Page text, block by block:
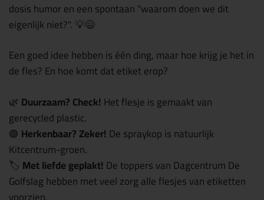
dosis humor en een spontaan "waarom doen we dit
eigenlijk niet?". 💡😄
Een goed idee hebben is één ding, maar hoe krijg je het in
de fles? En hoe komt dat etiket erop?
🌿Duurzaam? Check! Het flesje is gemaakt van
gerecycled plastic.
🟢 Herkenbaar? Zeker! De spraykop is natuurlijk
Kitcentrum-groen.
🏷️Met liefde geplakt! De toppers van Dagcentrum De
Golfslag hebben met veel zorg alle flesjes van etiketten